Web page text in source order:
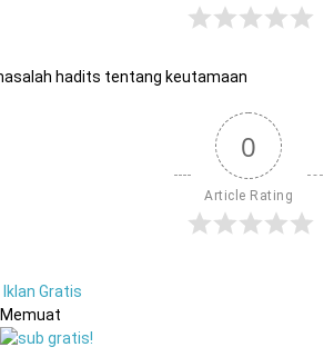
hadits tentang keutamaan
0
Article Rating
Iklan Gratis
Memuat